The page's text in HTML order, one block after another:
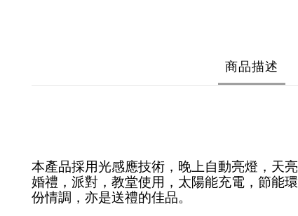
商品描述
本產品採用光感應技術，晚上自動亮燈，天
婚禮，派對，教堂使用，太陽能充電，節能
份情調，亦是送禮的佳品。